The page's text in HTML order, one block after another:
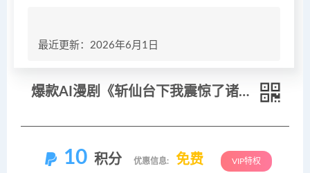
最近更新：2026年6月1日
爆款AI漫剧《斩仙台下我震惊了诸神》深度解析课，逐段拆解仙侠漫剧镜头与制作思路，快速复刻爆款创作模式
10 积分 优惠信息: 免费 VIP特权